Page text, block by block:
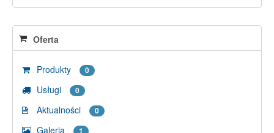
Oferta
Produkty 0
Usługi 0
Aktualności 0
Galeria